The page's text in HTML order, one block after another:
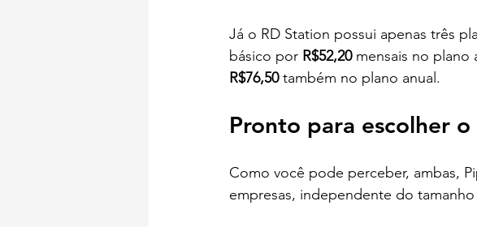
Já o RD Station possui apenas três
básico por R$52,20 mensais no plano
R$76,50 também no plano anual.
Pronto para escolher o
Como você pode perceber, ambas,
empresas, independente do tamanho